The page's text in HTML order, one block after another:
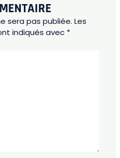
sera pas publiée. Les
indiqués avec *